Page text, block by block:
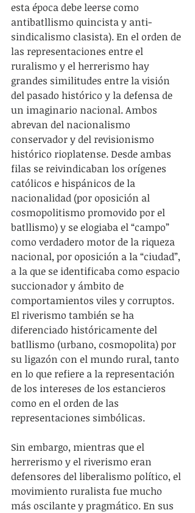
esta época debe leerse como
antibatllismo quincista y anti-
sindicalismo clasista). En el orden de
las representaciones entre el
ruralismo y el herrerismo hay
grandes similitudes entre la visión
del pasado histórico y la defensa de
un imaginario nacional. Ambos
abrevan del nacionalismo
conservador y del revisionismo
histórico rioplatense. Desde ambas
filas se reivindicaban los orígenes
católicos e hispánicos de la
nacionalidad (por oposición al
cosmopolitismo promovido por el
batllismo) y se elogiaba el “campo”
como verdadero motor de la riqueza
nacional, por oposición a la “ciudad”,
a la que se identificaba como espacio
succionador y ámbito de
comportamientos viles y corruptos.
El riverismo también se ha
diferenciado históricamente del
batllismo (urbano, cosmopolita) por
su ligazón con el mundo rural, tanto
en lo que refiere a la representación
de los intereses de los estancieros
como en el orden de las
representaciones simbólicas.
Sin embargo, mientras que el
herrerismo y el riverismo eran
defensores del liberalismo político, el
movimiento ruralista fue mucho
más oscilante y pragmático. En sus